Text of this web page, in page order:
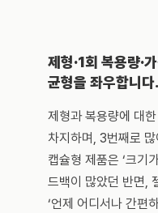
제형·1회 복용량·
균형을 좌우합니다.
제형과 복용량에 대
차지하며, 3번째로
캡슐형 제품은 ‘크기
드백이 많았던 반면,
‘언제 어디서나 간편